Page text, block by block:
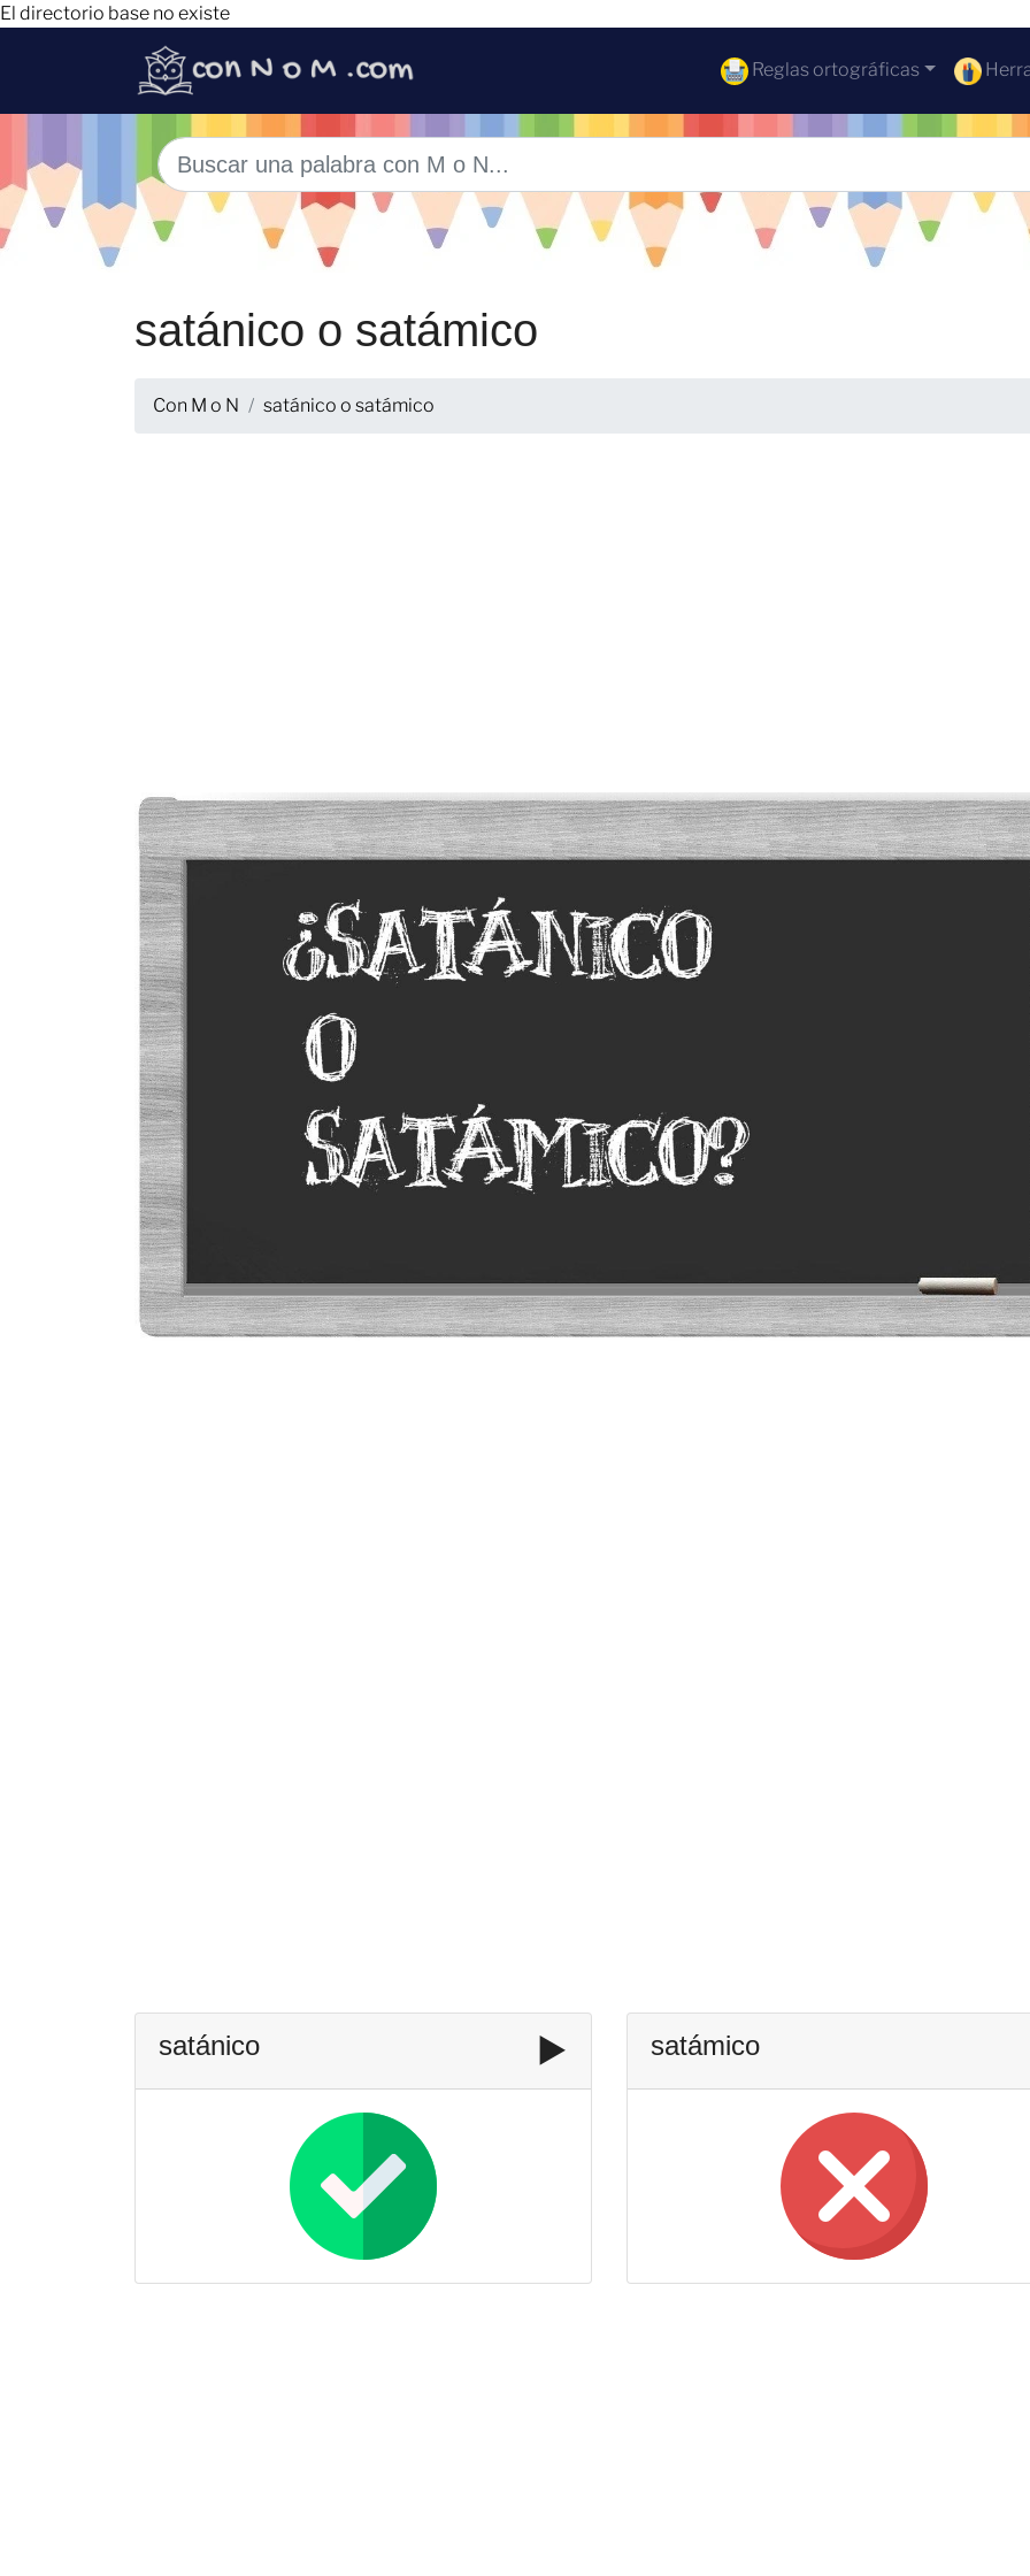
El directorio base no existe
Reglas ortográficas
satánico o satámico
Con M o N satánico o satámico
satánico ▶️ satámico